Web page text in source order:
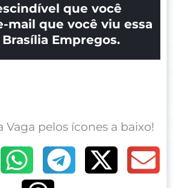
que você
mail que você viu essa
Empregos.
pelos ícones a baixo!